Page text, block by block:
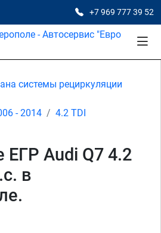
+7 969 777 39 52
системы рециркуляции
- 2014
4.2 TDI
Audi Q7 4.2
в